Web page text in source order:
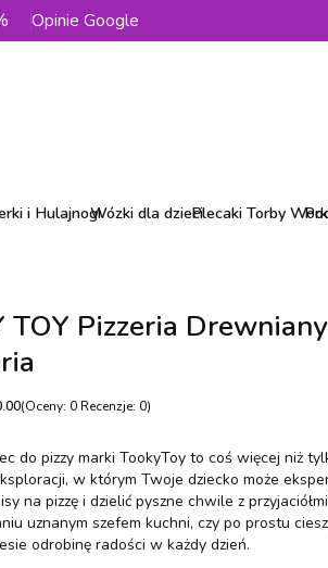
Opinie Google
i HulajnogiWózki dla dzieciPlecaki Torby
TOY Pizzeria
(Oceny: 0 Recenzje: 0)
do pizzy marki TookyToy to coś więcej niż
w którym Twoje dziecko może
na pizzę i dzielić pyszne chwile z
uznanym szefem kuchni, czy po prostu
odrobinę radości w każdy dzień.